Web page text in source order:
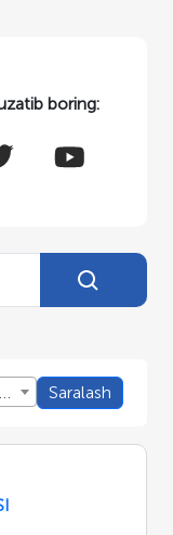
boring:
O'quv yillini tanlang Saralash